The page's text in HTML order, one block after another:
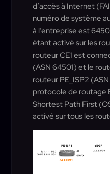
d’accès à Internet
numéro de système
à l’entreprise est
étant activé sur les
routeur CE1 est
(ASN 64501) et le
routeur PE_ISP2
protocole de routage
Shortest Path First
activé sur tous les